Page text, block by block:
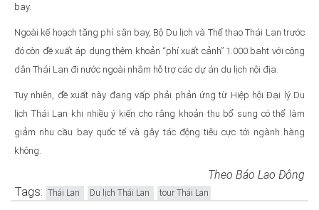
bay.
Ngoài kế hoạch tăng phí sân bay, Bộ Du lịch và Thể thao Thái Lan trước
đó còn đề xuất áp dụng thêm khoản “phí xuất cảnh” 1.000 baht với công
dân Thái Lan đi nước ngoài nhằm hỗ trợ các dự án du lịch nội địa.
Tuy nhiên, đề xuất này đang vấp phải phản ứng từ Hiệp hội Đại lý Du
lịch Thái Lan khi nhiều ý kiến cho rằng khoản thu bổ sung có thể làm
giảm nhu cầu bay quốc tế và gây tác động tiêu cực tới ngành hàng
không.
Theo Báo Lao Động
Tags: Thái Lan Du lịch Thái Lan tour Thái Lan